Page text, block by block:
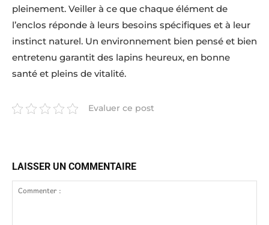
pleinement. Veiller à ce que chaque élément de
l’enclos réponde à leurs besoins spécifiques et à leur
instinct naturel. Un environnement bien pensé et bien
entretenu garantit des lapins heureux, en bonne
santé et pleins de vitalité.
Evaluer ce post
LAISSER UN COMMENTAIRE